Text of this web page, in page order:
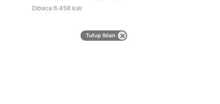
Dibaca 6.458 kali
Tutup Iklan